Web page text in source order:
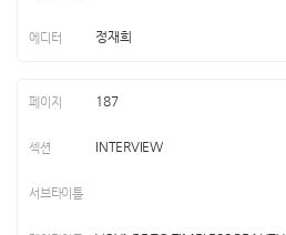
정재희
187
INTERVIEW